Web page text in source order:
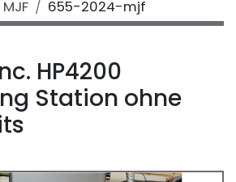
655-2024-mjf
HP4200
Station ohne